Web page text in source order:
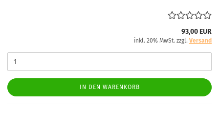
93,00 EUR
inkl. 20% MwSt. zzgl. Versand
IN DEN WARENKORB